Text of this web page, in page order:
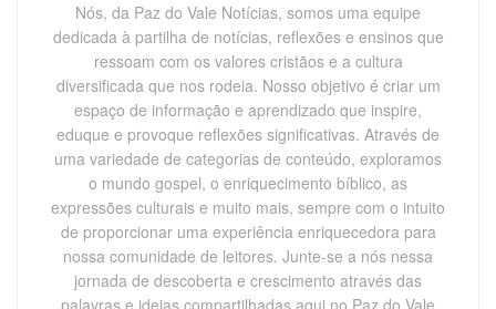
Nós, da Paz do Vale Notícias, somos uma equipe
dedicada à partilha de notícias, reflexões e ensinos que
ressoam com os valores cristãos e a cultura
diversificada que nos rodeia. Nosso objetivo é criar um
espaço de informação e aprendizado que inspire,
eduque e provoque reflexões significativas. Através de
uma variedade de categorias de conteúdo, exploramos
o mundo gospel, o enriquecimento bíblico, as
expressões culturais e muito mais, sempre com o intuito
de proporcionar uma experiência enriquecedora para
nossa comunidade de leitores. Junte-se a nós nessa
jornada de descoberta e crescimento através das